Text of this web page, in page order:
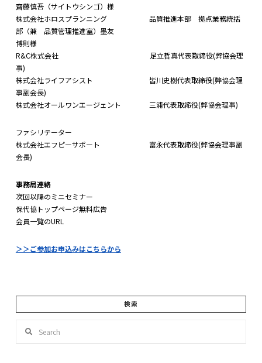
齋藤慎吾（サイトウシンゴ）様
株式会社ホロスプランニング 品質推進本部 拠点業務統括
部（兼 品質管理推進室）墨友
博則様
R&C株式会社 足立哲真代表取締役(弊協会理
事)
株式会社ライフアシスト 皆川史樹代表取締役(弊協会理
事副会長)
株式会社オールワンエージェント 三浦代表取締役(弊協会理事)
ファシリテーター
株式会社エフピーサポート 富永代表取締役(弊協会理事副
会長)
事務局連絡
次回以降のミニセミナー
保代協トップページ無料広告
会員一覧のURL
＞＞ご参加お申込みはこちらから
検索